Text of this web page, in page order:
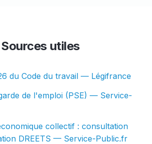
Sources utiles
du Code du travail — Légifrance
de l'emploi (PSE) — Service-
collectif : consultation
DREETS — Service-Public.fr